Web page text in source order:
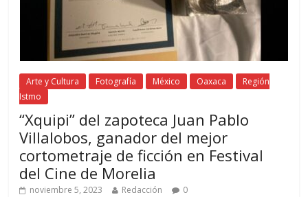
Arte y Cultura Fotografía México Oaxaca
Región
Istmo
“Xquipi” del zapoteca Juan Pablo
Villalobos, ganador del mejor
cortometraje de ficción en Festival
del Cine de Morelia
noviembre 5, 2023 Redacción 0